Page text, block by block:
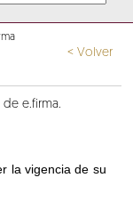
e.firma.
< Volver
la vigencia de su